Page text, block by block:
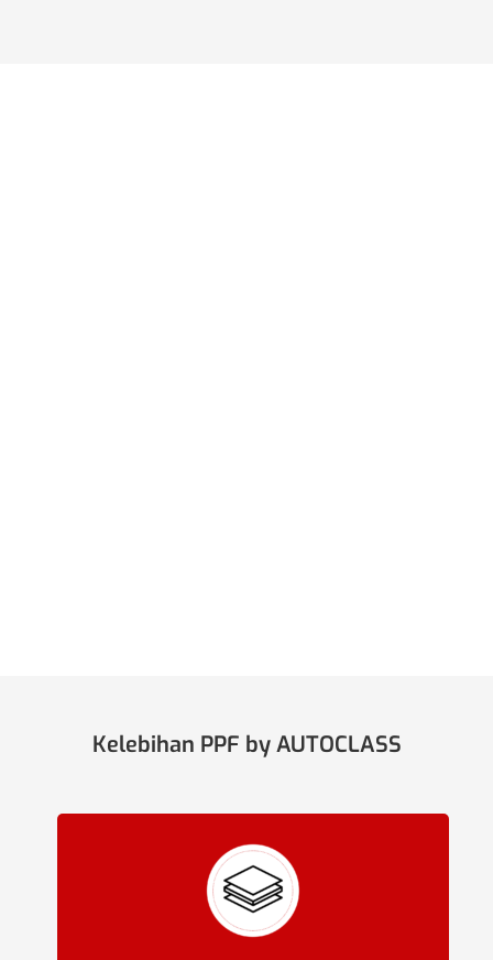
Kelebihan PPF by AUTOCLASS